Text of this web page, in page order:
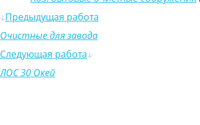
Предыдущая работа
Очистные для завода
Следующая работа
ЛОС 30 Окей